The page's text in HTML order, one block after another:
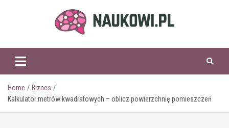
naukowi.pl
Home
Biznes
Kalkulator metrów kwadratowych – oblicz powierzchnię pomieszczeń